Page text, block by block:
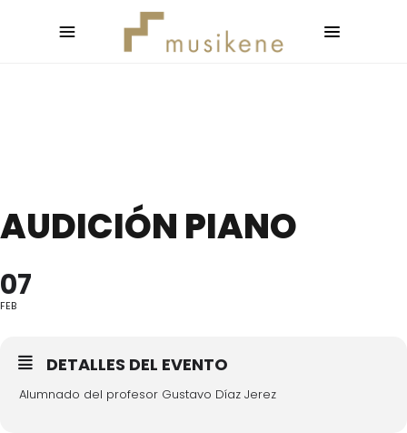
AUDICIÓN PIANO
07
FEB
DETALLES DEL EVENTO
Alumnado del profesor Gustavo Díaz Jerez